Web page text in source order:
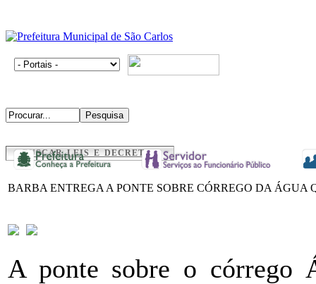
BUSCAR LEIS E DECRETOS
BARBA ENTREGA A PONTE SOBRE CÓRREGO DA ÁGUA
A ponte sobre o córrego